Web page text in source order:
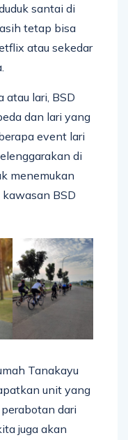
santai di
tetap bisa
atau sekedar
atau lari, BSD
dan lari yang
event lari
di
menemukan
BSD
Tanakayu
unit yang
dari
juga akan